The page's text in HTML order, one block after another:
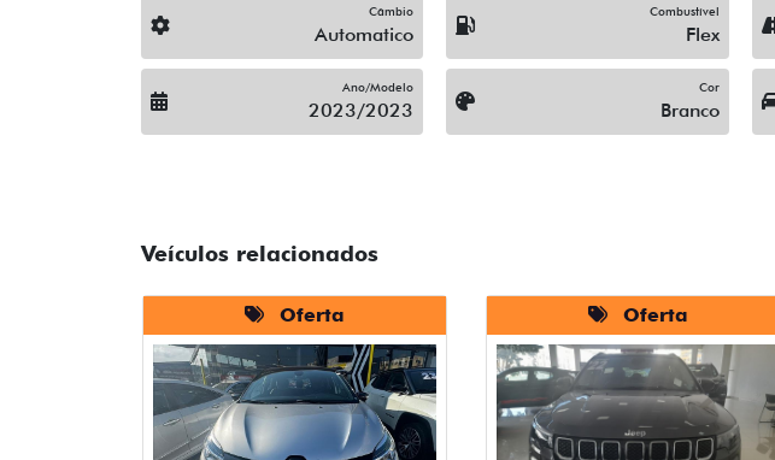
Câmbio
Automatico
Combustível
Flex
Ano/Modelo
2023/2023
Cor
Branco
Veículos relacionados
Oferta Oferta